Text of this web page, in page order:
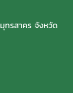
ทรสาคร จังหวัด